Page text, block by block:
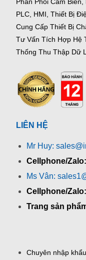
Phân Phối Cảm
PLC, HMI, Thiết Bị
Cung Cấp Thiết Bị
Tư Vấn Tích Hợp Hệ
Thống Thu Thập Dữ
LIÊN HỆ
Mr Huy:
Cellphone/Zalo:
Ms Vân:
Cellphone/Zalo:
Trang sản
Chuyên nhập